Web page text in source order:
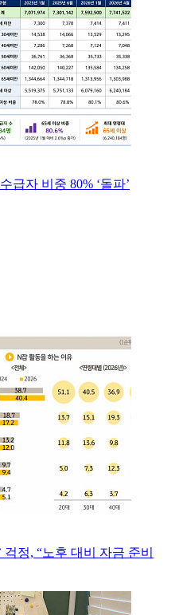
급자 비중 80% ‘돌파’
걱정, “노후 대비 자금 준비